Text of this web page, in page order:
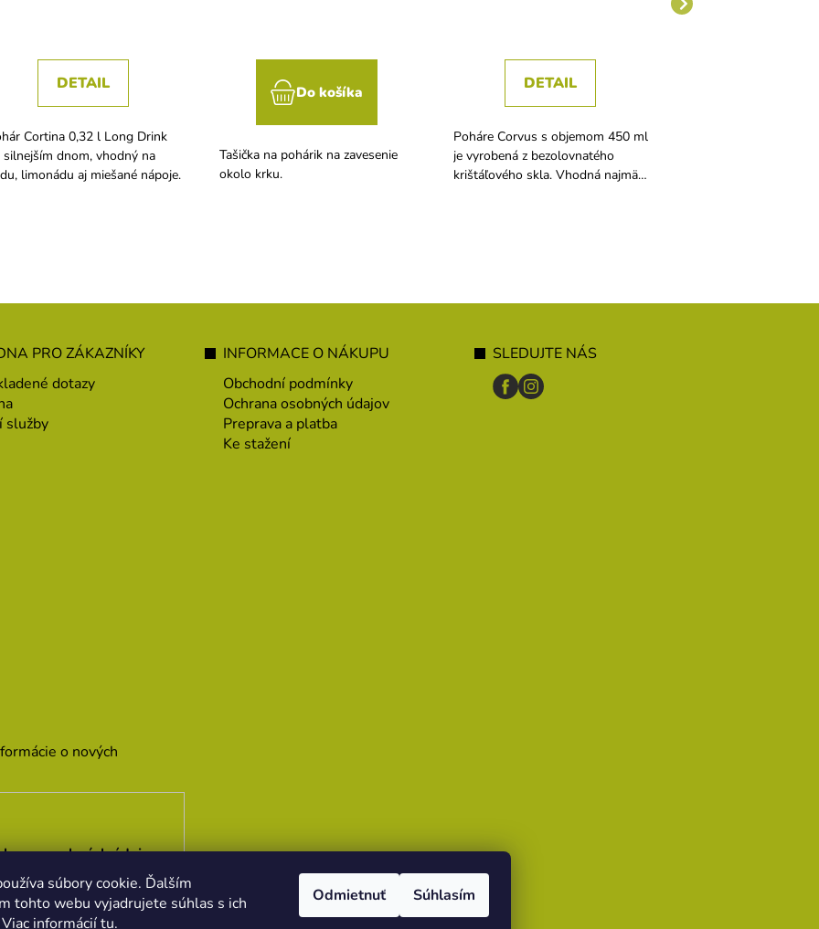
súbory cookie. Ďalším
tohto webu vyjadrujete súhlas s ich
informáciítu.
Odmietnuť Súhlasím
DETAIL
Cortina 0,32 l Long Drink
silnejším dnom, vhodný na
limonádu aj miešané nápoje.
Do košíka
Tašička na pohárik na zavesenie
okolo krku.
DETAIL
Poháre Corvus s objemom 450 ml
je vyrobená z bezolovnatého
krištáľového skla. Vhodná najmä
PRO ZÁKAZNÍKY
dotazy
služby
INFORMACE O NÁKUPU
Obchodní podmínky
Ochrana osobných údajov
Preprava a platba
Ke stažení
SLEDUJTE NÁS
o nových
osobných údajov